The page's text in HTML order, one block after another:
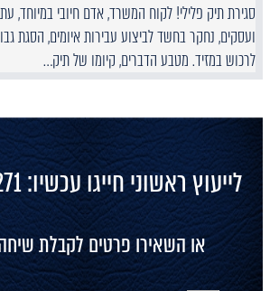
סגירת תיק פלילי! לקוח המשרד, אדם חיובי במיוחד,
ועסקים, נחקר בחשד לביצוע עבירות איומים, הסגת
לרכוש במזיד. מטבע הדברים, קיומו של תיק…
לייעוץ ראשוני חייגו עכשיו: 054-7713271
או השאירו פרטים לקבלת